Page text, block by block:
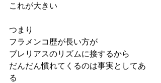
これが大きい
つまり
フラメンコ歴が長い方が
ブレリアスのリズムに接するから
だんだん慣れてくるのは事実としてあ
る